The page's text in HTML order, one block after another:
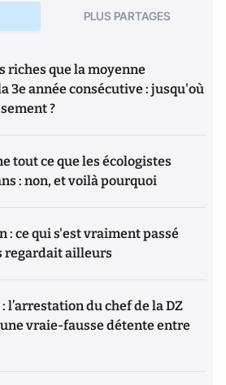
PLUS PARTAGES
riches que la moyenne
3e année consécutive : jusqu'où
?
tout ce que les écologistes
: non, et voilà pourquoi
: ce qui s'est vraiment passé
regardait ailleurs
l’arrestation du chef de la DZ
vraie-fausse détente entre